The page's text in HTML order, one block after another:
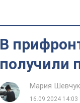
В
получили
Мария Шевчук
16.09.2024 14:03